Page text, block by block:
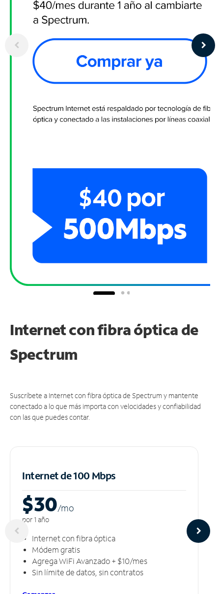
Internet con fibra óptica de
Spectrum
Suscríbete a Internet con fibra óptica de Spectrum y mantente
conectado a lo que más importa con velocidades y confiabilidad
con las que puedes contar.
Internet de 100 Mbps
$30/mo
por 1 año
Internet con fibra óptica
Módem gratis
Agrega WiFi Avanzado + $10/mes
Sin límite de datos, sin contratos